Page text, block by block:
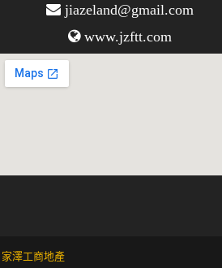
jiazeland@gmail.com
www.jzftt.com
家澤工商地產